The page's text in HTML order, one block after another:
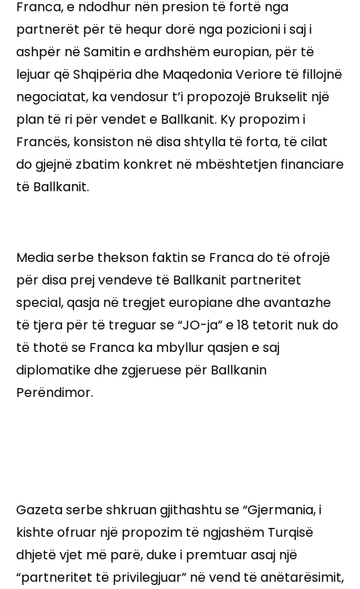
Franca, e ndodhur nën presion të fortë nga
partnerët për të hequr dorë nga pozicioni i saj i
ashpër në Samitin e ardhshëm europian, për të
lejuar që Shqipëria dhe Maqedonia Veriore të fillojnë
negociatat, ka vendosur t’i propozojë Brukselit një
plan të ri për vendet e Ballkanit. Ky propozim i
Francës, konsiston në disa shtylla të forta, të cilat
do gjejnë zbatim konkret në mbështetjen financiare
të Ballkanit.
Media serbe thekson faktin se Franca do të ofrojë
për disa prej vendeve të Ballkanit partneritet
special, qasja në tregjet europiane dhe avantazhe
të tjera për të treguar se “JO-ja” e 18 tetorit nuk do
të thotë se Franca ka mbyllur qasjen e saj
diplomatike dhe zgjeruese për Ballkanin
Perëndimor.
Gazeta serbe shkruan gjithashtu se “Gjermania, i
kishte ofruar një propozim të ngjashëm Turqisë
dhjetë vjet më parë, duke i premtuar asaj një
“partneritet të privilegjuar” në vend të anëtarësimit,